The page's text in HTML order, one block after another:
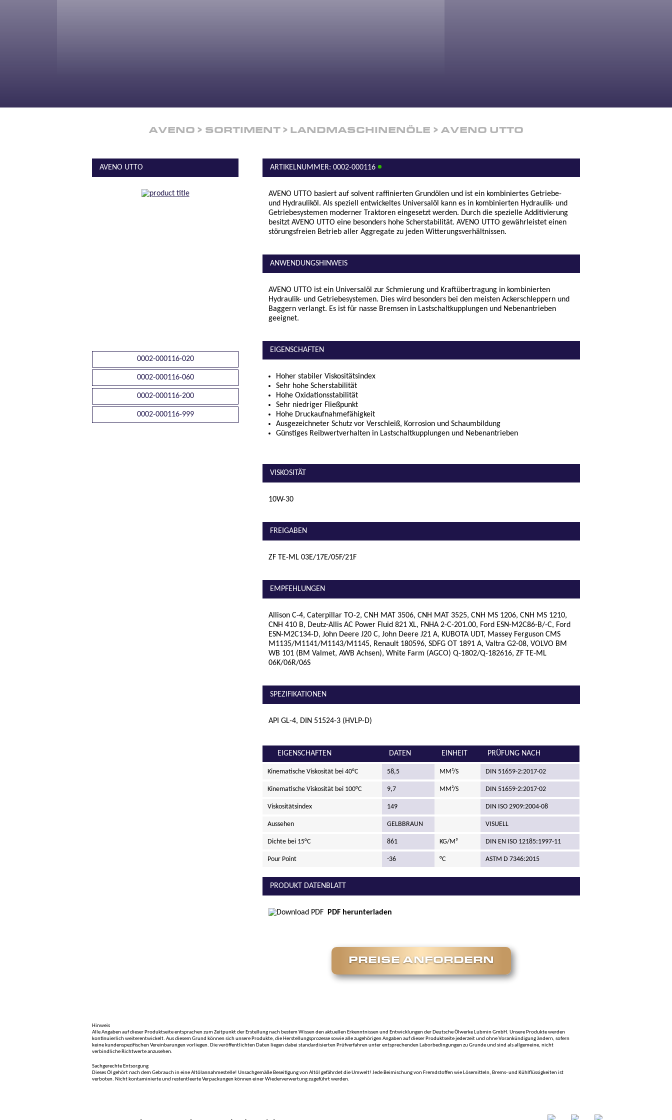
AVENO SORTIMENT LANDMASCHINENÖLE AVENO UTTO
AVENO UTTO
0002-000116-020
0002-000116-060
0002-000116-200
0002-000116-999
ARTIKELNUMMER: 0002-000116
AVENO UTTO basiert auf solvent raffinierten Grundölen und ist ein kombiniertes Getriebe-
und Hydrauliköl. Als speziell entwickeltes Universalöl kann es in kombinierten Hydraulik- und
Getriebesystemen moderner Traktoren eingesetzt werden. Durch die spezielle Additivierung
besitzt AVENO UTTO eine besonders hohe Scherstabilität. AVENO UTTO gewährleistet einen
störungsfreien Betrieb aller Aggregate zu jeden Witterungsverhältnissen.
ANWENDUNGSHINWEIS
AVENO UTTO ist ein Universalöl zur Schmierung und Kraftübertragung in kombinierten
Hydraulik- und Getriebesystemen. Dies wird besonders bei den meisten Ackerschleppern und
Baggern verlangt. Es ist für nasse Bremsen in Lastschaltkupplungen und Nebenantrieben
geeignet.
EIGENSCHAFTEN
Hoher stabiler Viskositätsindex
Sehr hohe Scherstabilität
Hohe Oxidationsstabilität
Sehr niedriger Fließpunkt
Hohe Druckaufnahmefähigkeit
Ausgezeichneter Schutz vor Verschleiß, Korrosion und Schaumbildung
Günstiges Reibwertverhalten in Lastschaltkupplungen und Nebenantrieben
VISKOSITÄT
10W-30
FREIGABEN
ZF TE-ML 03E/17E/05F/21F
EMPFEHLUNGEN
Allison C-4, Caterpillar TO-2, CNH MAT 3506, CNH MAT 3525, CNH MS 1206, CNH MS 1210,
CNH 410 B, Deutz-Allis AC Power Fluid 821 XL, FNHA 2-C-201.00, Ford ESN-M2C86-B/-C, Ford
ESN-M2C134-D, John Deere J20 C, John Deere J21 A, KUBOTA UDT, Massey Ferguson CMS
M1135/M1141/M1143/M1145, Renault 180596, SDFG OT 1891 A, Valtra G2-08, VOLVO BM
WB 101 (BM Valmet, AWB Achsen), White Farm (AGCO) Q-1802/Q-182616, ZF TE-ML
06K/06R/06S
SPEZIFIKATIONEN
API GL-4, DIN 51524-3 (HVLP-D)
EIGENSCHAFTEN DATEN EINHEIT PRÜFUNG NACH
Kinematische Viskosität bei 40°C 58,5 MM²/S DIN 51659-2:2017-02
Kinematische Viskosität bei 100°C 9,7 MM²/S DIN 51659-2:2017-02
Viskositätsindex 149 DIN ISO 2909:2004-08
Aussehen GELBBRAUN VISUELL
Dichte bei 15°C 861 KG/M³ DIN EN ISO 12185:1997-11
Pour Point -36 °C ASTM D 7346:2015
PRODUKT DATENBLATT
PDF herunterladen
PREISE ANFORDERN
Hinweis
Alle Angaben auf dieser Produktseite entsprachen zum Zeitpunkt der Erstellung nach bestem Wissen den aktuellen Erkenntnissen und Entwicklungen der Deutsche Ölwerke Lubmin GmbH. Unsere Produkte werden
kontinuierlich weiterentwickelt. Aus diesem Grund können sich unsere Produkte, die Herstellungsprozesse sowie alle zugehörigen Angaben auf dieser Produktseite jederzeit und ohne Vorankündigung ändern, sofern
keine kundenspezifischen Vereinbarungen vorliegen. Die veröffentlichten Daten liegen dabei standardisierten Prüfverfahren unter entsprechenden Laborbedingungen zu Grunde und sind als allgemeine, nicht
verbindliche Richtwerte anzusehen.
Sachgerechte Entsorgung
Dieses Öl gehört nach dem Gebrauch in eine Altölannahmestelle! Unsachgemäße Beseitigung von Altöl gefährdet die Umwelt! Jede Beimischung von Fremdstoffen wie Lösemitteln, Brems- und Kühlflüssigkeiten ist
verboten. Nicht kontaminierte und restentleerte Verpackungen können einer Wiederverwertung zugeführt werden.